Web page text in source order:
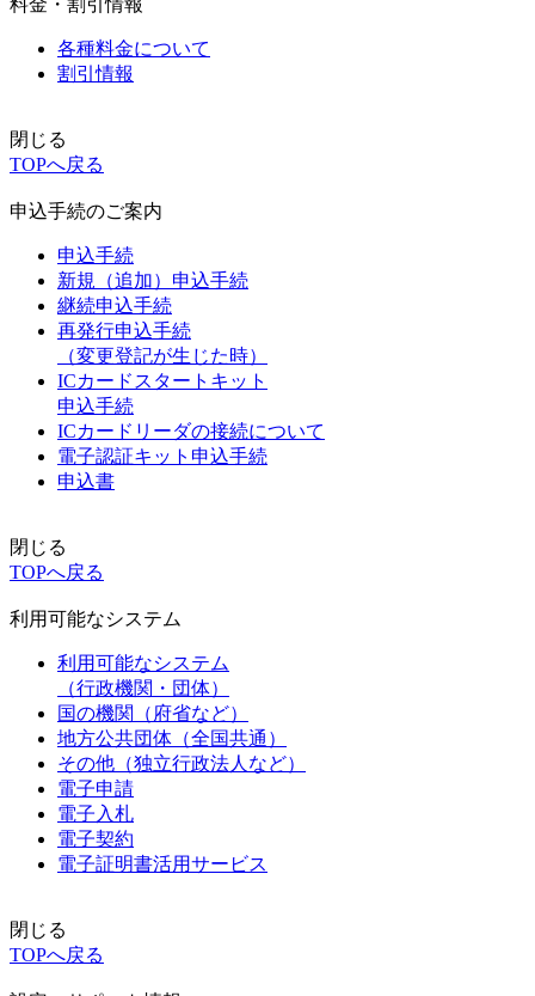
料金・割引情報
各種料金について
割引情報
閉じる
TOPへ戻る
申込手続のご案内
申込手続
新規（追加）申込手続
継続申込手続
再発行申込手続
（変更登記が生じた時）
ICカードスタートキット
申込手続
ICカードリーダの接続について
電子認証キット申込手続
申込書
閉じる
TOPへ戻る
利用可能なシステム
利用可能なシステム
（行政機関・団体）
国の機関（府省など）
地方公共団体（全国共通）
その他（独立行政法人など）
電子申請
電子入札
電子契約
電子証明書活用サービス
閉じる
TOPへ戻る